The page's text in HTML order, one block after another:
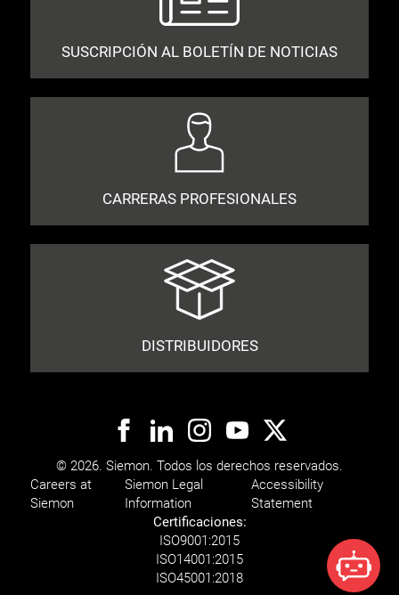
SUSCRIPCIÓN AL BOLETÍN DE NOTICIAS
CARRERAS PROFESIONALES
DISTRIBUIDORES
© 2026. Siemon. Todos los derechos reservados.
Careers at
Siemon
Siemon Legal
Information
Accessibility
Statement
Certificaciones:
ISO9001:2015
ISO14001:2015
ISO45001:2018